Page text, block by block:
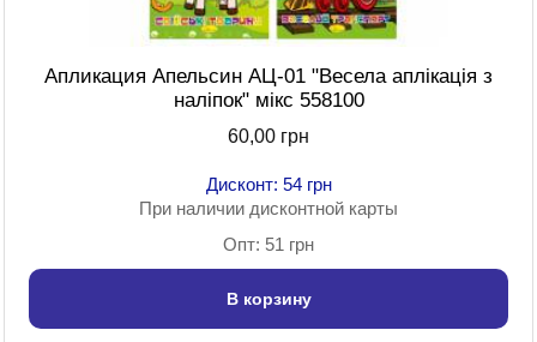
Апликация Апельсин АЦ-01 "Весела аплікація з
наліпок" мікс 558100
60,00 грн
Дисконт: 54 грн
При наличии дисконтной карты
Опт: 51 грн
В корзину